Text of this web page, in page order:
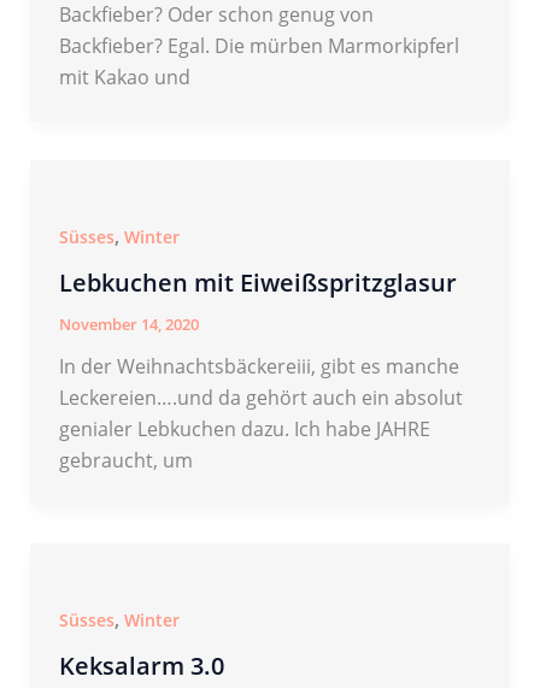
Backfieber? Oder schon genug von
Backfieber? Egal. Die mürben Marmorkipferl
mit Kakao und
Süsses, Winter
Lebkuchen mit Eiweißspritzglasur
November 14, 2020
In der Weihnachtsbäckereiii, gibt es manche
Leckereien….und da gehört auch ein absolut
genialer Lebkuchen dazu. Ich habe JAHRE
gebraucht, um
Süsses, Winter
Keksalarm 3.0